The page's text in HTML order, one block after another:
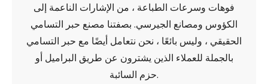
فوهات وسرعات الطباعة ، من الإشارات الناعمة إلى
الكؤوس ومصانع الجيرسي. بصفتنا مصنع حبر التسامي
الحقيقي ، وليس بائعًا ، نحن نتعامل أيضًا مع حبر التسامي
بالجملة للعملاء الذين يشترون عن طريق البراميل أو
حزم السائبة.